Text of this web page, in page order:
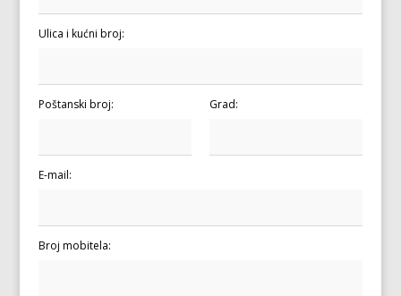
Ulica i kućni broj:
Poštanski broj: Grad:
E-mail:
Broj mobitela: